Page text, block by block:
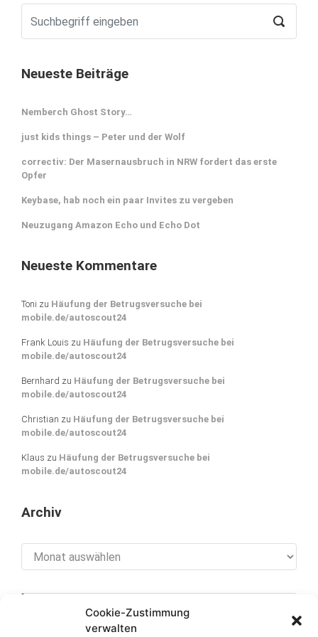
Cookie-Zustimmung
verwalten
Neueste Beiträge
Nemberch Ghost Story…
just kids things – Peter und der Wolf
correctiv: Der Masernausbruch in NRW fordert das erste
Opfer
Keybase, hab noch ein paar Invites zu vergeben
Neuzugang Amazon Echo und Echo Dot
Neueste Kommentare
Toni zu Häufung der Betrugsversuche bei
mobile.de/autoscout24
Frank Louis zu Häufung der Betrugsversuche bei
mobile.de/autoscout24
Bernhard zu Häufung der Betrugsversuche bei
mobile.de/autoscout24
Christian zu Häufung der Betrugsversuche bei
mobile.de/autoscout24
Klaus zu Häufung der Betrugsversuche bei
mobile.de/autoscout24
Archiv
[cookies_revoke]